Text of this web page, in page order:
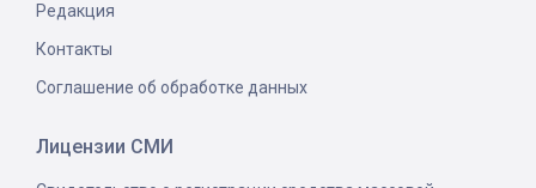
Редакция
Контакты
Соглашение об обработке данных
Лицензии СМИ